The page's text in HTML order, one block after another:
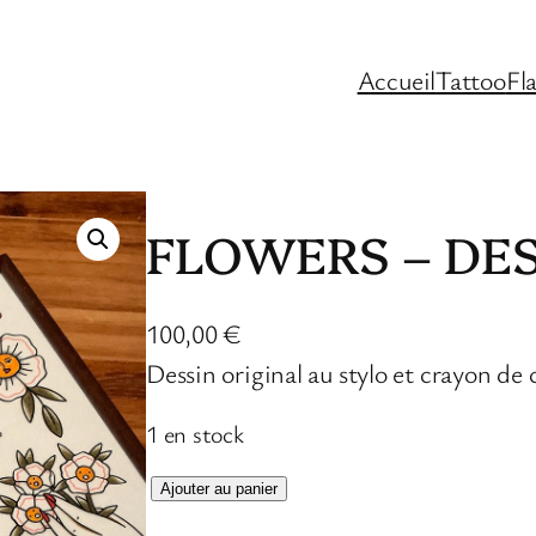
AccueilTattoo
FLOWERS –
100,00€
Dessin original au stylo et crayon
1 en stock
qAjouter au panier